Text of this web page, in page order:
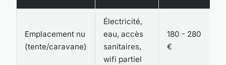
Emplacement nu
(tente/caravane)
Électricité,
eau, accès
sanitaires,
wifi partiel
180 - 280
€